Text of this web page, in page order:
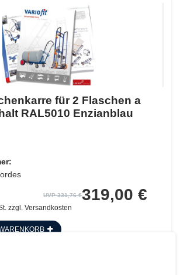
für 2 Flaschen a
RAL5010 Enzianblau
UVP 331,76 €319,00 €
zzgl. Versandkosten